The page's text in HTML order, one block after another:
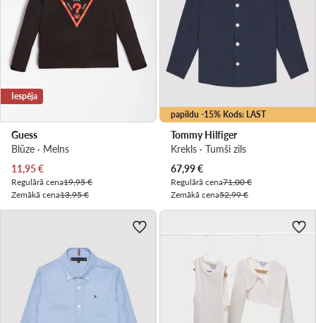
Iespēja
Guess
Blūze · Melns
Pašreizējā cena
11,95€
Regulārā cena19,95 €
Zemākā cena13,95 €
papildu -15% Kods: LAST
Tommy Hilfiger
Krekls · Tumši zils
Pašreizējā cena
67,99€
Regulārā cena71,00 €
Zemākā cena52,99 €